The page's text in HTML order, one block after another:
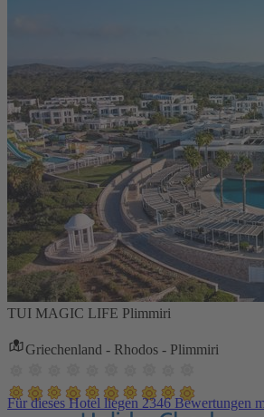
TUI MAGIC LIFE Plimmiri
Griechenland - Rhodos - Plimmiri
Für dieses Hotel liegen 2346 Bewertungen